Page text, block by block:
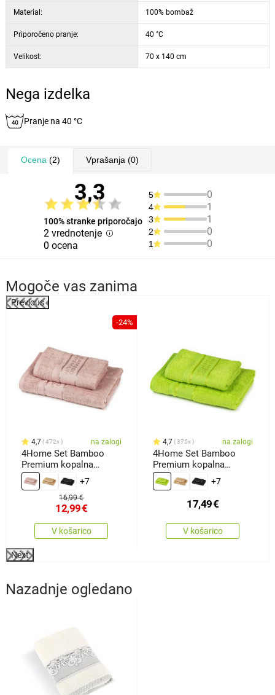
Material: 100% bombaž
Priporočeno pranje: 40 °C
Velikost: 70 x 140 cm
Nega izdelka
Pranje na 40 °C
Ocena (2) Vprašanja (0)
3,3
100% stranke priporočajo
2 vrednotenje
0 ocena
5 0
4 1
3 1
2 0
1 0
Mogoče vas zanima
Previous
-24%
4,7 472x na zalogi
4Home Set Bamboo
Premium kopalna
brisača inbrisača roza,
70 x 140 cm, 50 x 100
+7
16,99 €
12,99€
V košarico
4,7 375x na zalogi
4Home Set Bamboo
Premium kopalna
brisača inbrisača
zelena, 70 x 140 cm, 50
x 100 cm
+7
17,49€
V košarico
Next
Nazadnje ogledano